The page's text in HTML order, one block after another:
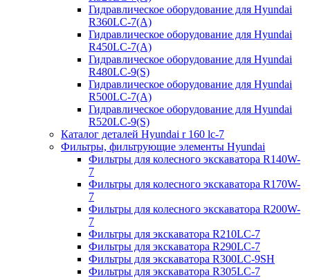
Гидравлическое оборудование для Hyundai
R360LC-7(A)
Гидравлическое оборудование для Hyundai
R450LC-7(A)
Гидравлическое оборудование для Hyundai
R480LC-9(S)
Гидравлическое оборудование для Hyundai
R500LC-7(A)
Гидравлическое оборудование для Hyundai
R520LC-9(S)
Каталог деталей Hyundai r 160 lc-7
Фильтры, фильтрующие элементы Hyundai
Фильтры для колесного экскаватора R140W-
7
Фильтры для колесного экскаватора R170W-
7
Фильтры для колесного экскаватора R200W-
7
Фильтры для экскаватора R210LC-7
Фильтры для экскаватора R290LC-7
Фильтры для экскаватора R300LC-9SH
Фильтры для экскаватора R305LC-7